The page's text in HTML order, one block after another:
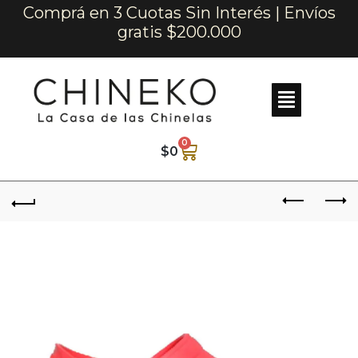
Comprá en 3 Cuotas Sin Interés | Envíos
gratis $200.000
$0
0